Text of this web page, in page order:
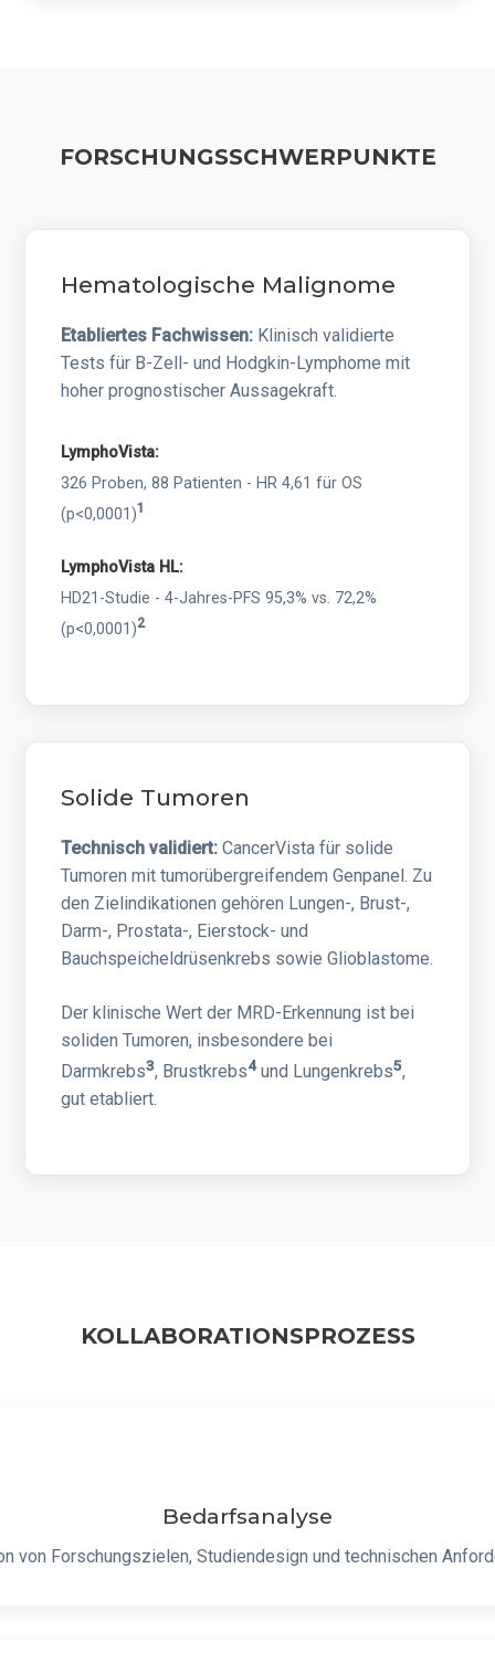
FORSCHUNGSSCHWERPUNKTE
Hematologische Malignome
Etabliertes Fachwissen: Klinisch validierte
Tests für B-Zell- und Hodgkin-Lymphome mit
hoher prognostischer Aussagekraft.
LymphoVista:
326 Proben, 88 Patienten - HR 4,61 für OS
(p<0,0001)1
LymphoVista HL:
HD21-Studie - 4-Jahres-PFS 95,3% vs. 72,2%
(p<0,0001)2
Solide Tumoren
Technisch validiert: CancerVista für solide
Tumoren mit tumorübergreifendem Genpanel. Zu
den Zielindikationen gehören Lungen-, Brust-,
Darm-, Prostata-, Eierstock- und
Bauchspeicheldrüsenkrebs sowie Glioblastome.
Der klinische Wert der MRD-Erkennung ist bei
soliden Tumoren, insbesondere bei
Darmkrebs3, Brustkrebs4und Lungenkrebs5,
gut etabliert.
KOLLABORATIONSPROZESS
Bedarfsanalyse
von Forschungszielen, Studiendesign und technischen